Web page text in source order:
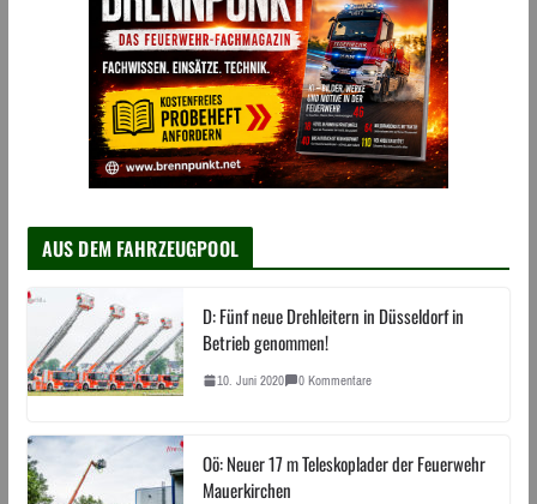
AUS DEM FAHRZEUGPOOL
D: Fünf neue Drehleitern in Düsseldorf in
Betrieb genommen!
10. Juni 2020 0 Kommentare
Oö: Neuer 17 m Teleskoplader der Feuerwehr
Mauerkirchen